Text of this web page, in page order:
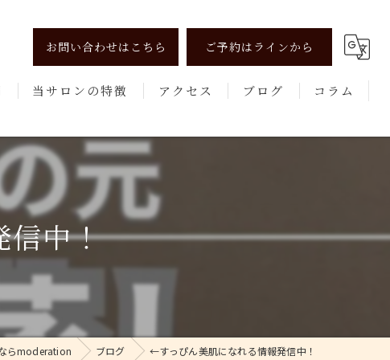
お問い合わせはこちら ご予約はラインから
当サロンの特徴
リンパマッサージ
よもぎ蒸し
美肌
健康
エステ
アクセス ブログ コラム
信中！
らmoderation ブログ ←すっぴん美肌になれる情報発信中！